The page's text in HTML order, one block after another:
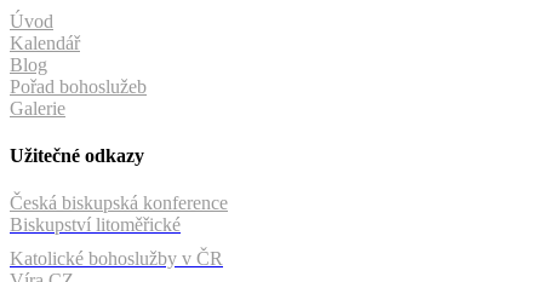
Úvod
Kalendář
Blog
Pořad bohoslužeb
Galerie
Užitečné odkazy
Česká biskupská konference
Biskupství litoměřické
Katolické bohoslužby v ČR